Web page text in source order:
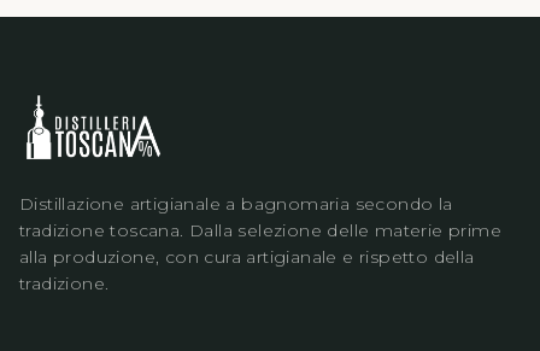
Distillazione artigianale a bagnomaria secondo la
tradizione toscana. Dalla selezione delle materie prime
alla produzione, con cura artigianale e rispetto della
tradizione.